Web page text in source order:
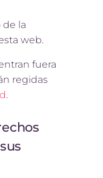
de la
web.
fuera
regidas
.